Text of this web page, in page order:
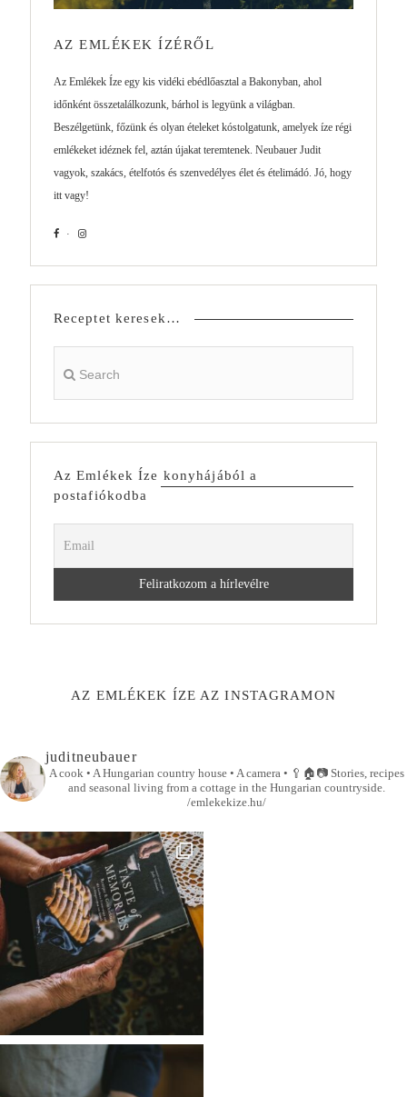
AZ EMLÉKEK ÍZÉRŐL
Az Emlékek Íze egy kis vidéki ebédlőasztal a Bakonyban, ahol
időnként összetalálkozunk, bárhol is legyünk a világban.
Beszélgetünk, főzünk és olyan ételeket kóstolgatunk, amelyek íze régi
emlékeket idéznek fel, aztán újakat teremtenek. Neubauer Judit
vagyok, szakács, ételfotós és szenvedélyes élet és ételimádó. Jó, hogy
itt vagy!
Receptet keresek…
Az Emlékek Íze konyhájából a
postafiókodba
AZ EMLÉKEK ÍZE AZ INSTAGRAMON
juditneubauer
A cook • A Hungarian country house • A camera • 🥄🏠📷Stories, recipes
and seasonal living from a cottage in the Hungarian countryside.
/emlekekize.hu/